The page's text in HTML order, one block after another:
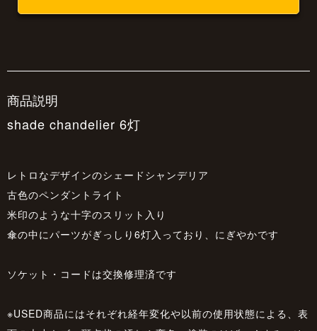
商品説明
shade chandelier 6灯
レトロなデザインのシェードシャンデリア
古色のペンダントライト
米印のような十字のスリット入り
傘の中にパーツがぎっしり6灯入っており、にぎやかです
ソケット・コードは交換修理済です
※USED商品にはそれぞれ経年変化や以前の使用状態による、表